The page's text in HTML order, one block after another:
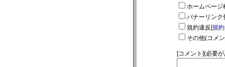
ホームページ
バナーリンク
規約違反[規
その他(コメ
[コメント](必要